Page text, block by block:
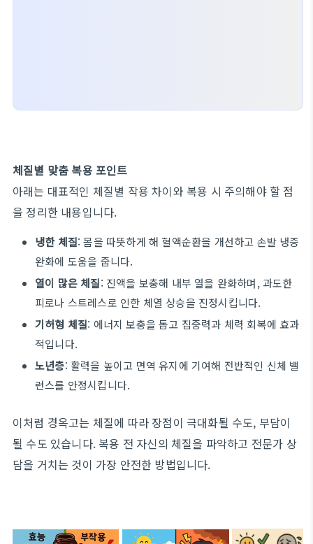
체질별 맞춤 복용 포인트
아래는 대표적인 체질별 작용 차이와 복용 시 주의해야 할 점
을 정리한 내용입니다.
냉한 체질: 몸을 따뜻하게 해 혈액순환을 개선하고 손발 냉증
완화에 도움을 줍니다.
열이 많은 체질: 진액을 보충해 내부 열을 완화하며, 과도한
피로나 스트레스로 인한 체열 상승을 진정시킵니다.
기허형 체질: 에너지 보충을 돕고 집중력과 체력 회복에 효과
적입니다.
노년층: 활력을 높이고 면역 유지에 기여해 전반적인 신체 밸
런스를 안정시킵니다.
이처럼 경옥고는 체질에 따라 장점이 극대화될 수도, 부담이
될 수도 있습니다. 복용 전 자신의 체질을 파악하고 전문가 상
담을 거치는 것이 가장 안전한 방법입니다.